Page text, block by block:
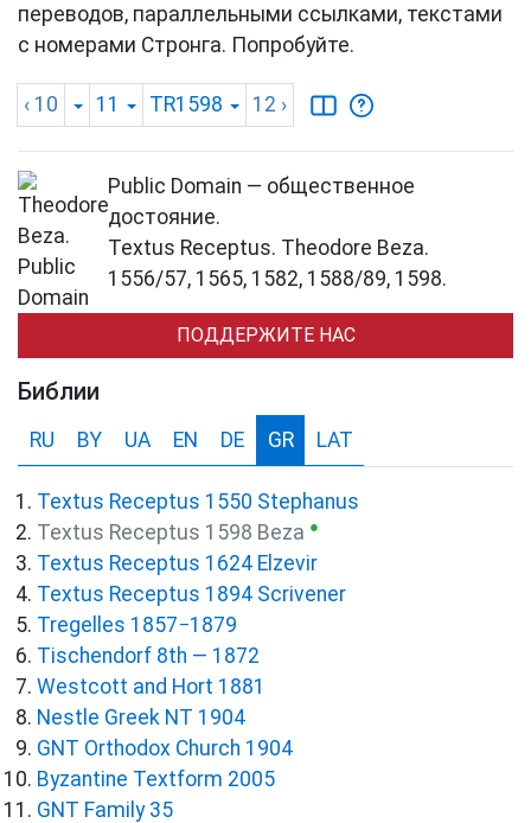
переводов, параллельными ссылками, текстами
с номерами Стронга. Попробуйте.
‹ 10 11 TR1598 12 ›
Public Domain — общественное
достояние.
Textus Receptus. Theodore Beza.
1556/57, 1565, 1582, 1588/89, 1598.
ПОДДЕРЖИТЕ НАС
Библии
RU BY UA EN DE GR LAT
Textus Receptus 1550 Stephanus
Textus Receptus 1598 Beza ●
Textus Receptus 1624 Elzevir
Textus Receptus 1894 Scrivener
Tregelles 1857−1879
Tischendorf 8th — 1872
Westcott and Hort 1881
Nestle Greek NT 1904
GNT Orthodox Church 1904
Byzantine Textform 2005
GNT Family 35